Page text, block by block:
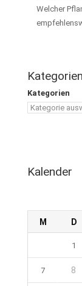
Welcher
Kategorien
Kategorien
Kalender
M D
1
7 8